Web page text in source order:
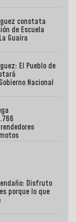
constata
de Escuela
Guaira
El Pueblo de
Nacional
Disfruto
porque lo que